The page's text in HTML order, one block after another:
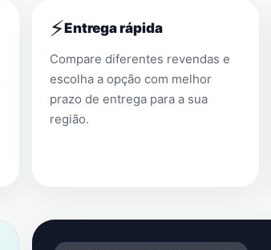
⚡Entrega rápida
Compare diferentes revendas e
escolha a opção com melhor
prazo de entrega para a sua
região.